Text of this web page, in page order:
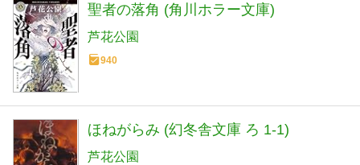
聖者の落角 (角川ホラー文庫)
芦花公園
940
ほねがらみ (幻冬舎文庫 ろ 1-1)
芦花公園